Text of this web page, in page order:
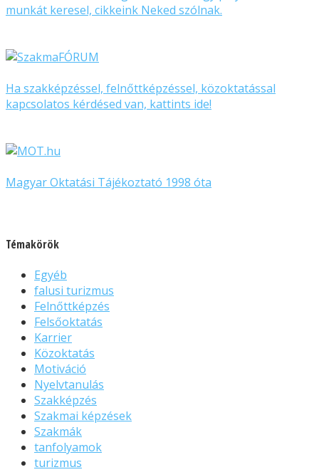
munkát keresel, cikkeink Neked szólnak.
Ha szakképzéssel, felnőttképzéssel, közoktatással
kapcsolatos kérdésed van, kattints ide!
Magyar Oktatási Tájékoztató 1998 óta
Témakörök
Egyéb
falusi turizmus
Felnőttképzés
Felsőoktatás
Karrier
Közoktatás
Motiváció
Nyelvtanulás
Szakképzés
Szakmai képzések
Szakmák
tanfolyamok
turizmus